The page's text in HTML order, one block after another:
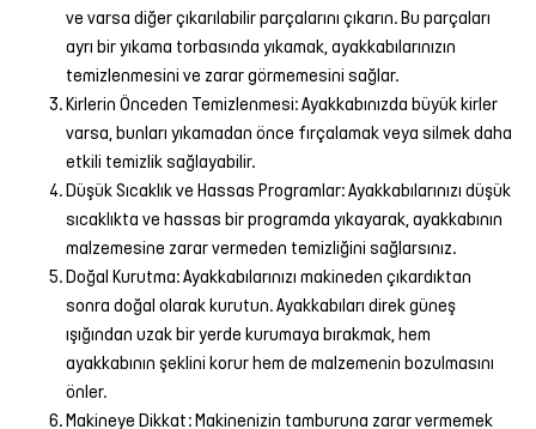
ve varsa diğer çıkarılabilir parçalarını çıkarın. Bu parçaları
ayrı bir yıkama torbasında yıkamak, ayakkabılarınızın
temizlenmesini ve zarar görmemesini sağlar.
Kirlerin Önceden Temizlenmesi: Ayakkabınızda büyük kirler
varsa, bunları yıkamadan önce fırçalamak veya silmek daha
etkili temizlik sağlayabilir.
Düşük Sıcaklık ve Hassas Programlar: Ayakkabılarınızı düşük
sıcaklıkta ve hassas bir programda yıkayarak, ayakkabının
malzemesine zarar vermeden temizliğini sağlarsınız.
Doğal Kurutma: Ayakkabılarınızı makineden çıkardıktan
sonra doğal olarak kurutun. Ayakkabıları direk güneş
ışığından uzak bir yerde kurumaya bırakmak, hem
ayakkabının şeklini korur hem de malzemenin bozulmasını
önler.
Makineye Dikkat: Makinenizin tamburuna zarar vermemek